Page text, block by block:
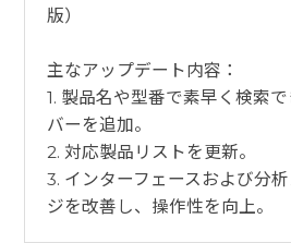
版）
​主なアップデート内容：
1. 製品名や型番で素早く検索
バーを追加。
2. 対応製品リストを更新。
3. インターフェースおよび分
ジを改善し、操作性を向上。